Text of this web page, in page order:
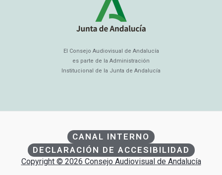
El Consejo Audiovisual de Andalucía
es parte de la Administración
Institucional de la Junta de Andalucía
CANAL INTERNO
DECLARACIÓN DE ACCESIBILIDAD
Copyright © 2026 Consejo Audiovisual de Andalucía